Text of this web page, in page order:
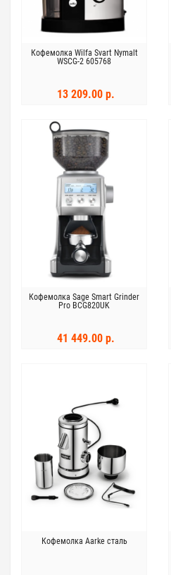
Кофемолка Wilfa Svart Nymalt
WSCG-2 605768
13 209.00 р.
Кофемолка Sage Smart Grinder
Pro BCG820UK
41 449.00 р.
Кофемолка Aarke сталь